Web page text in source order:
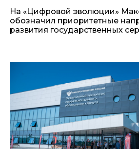
На «Цифровой эволюции»
обозначил приоритетные
развития государственных